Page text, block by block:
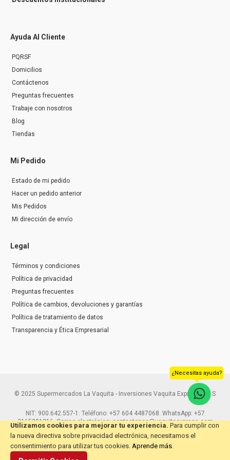
Utilizamos cookies para mejorar tu experiencia. Para cumplir con
la nueva directiva sobre privacidad electrónica, necesitamos el
consentimiento para utilizar tus cookies. Aprende más.
Ayuda Al Cliente
PQRSF
Domicilios
Contáctenos
Preguntas frecuentes
Trabaje con nosotros
Blog
Tiendas
Mi Pedido
Estado de mi pedido
Hacer un pedido anterior
Mis Pedidos
Mi dirección de envío
Legal
Términos y condiciones
Política de privacidad
Preguntas frecuentes
Política de cambios, devoluciones y garantías
Política de tratamiento de datos
Transparencia y Ética Empresarial
© 2025 Supermercados La Vaquita - Inversiones Vaquita Express S.A.S
NIT: 900.642.557-1. Teléfono: +57 604 4487068. WhatsApp: +57
3165291216. Correo electrónico: contactenos@vaquitaexpress.com
¿Necesitas ayuda?